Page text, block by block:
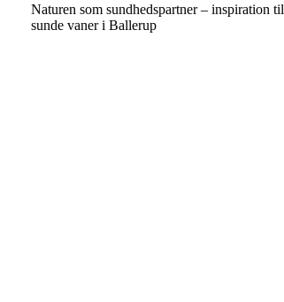
Naturen som sundhedspartner – inspiration til
sunde vaner i Ballerup